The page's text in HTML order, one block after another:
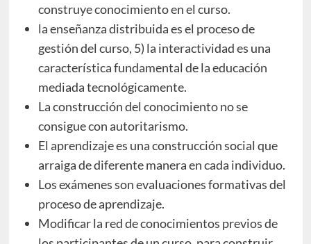
construye conocimiento en el curso.
la enseñanza distribuida es el proceso de
gestión del curso, 5) la interactividad es una
característica fundamental de la educación
mediada tecnológicamente.
La construcción del conocimiento no se
consigue con autoritarismo.
El aprendizaje es una construcción social que
arraiga de diferente manera en cada individuo.
Los exámenes son evaluaciones formativas del
proceso de aprendizaje.
Modificar la red de conocimientos previos de